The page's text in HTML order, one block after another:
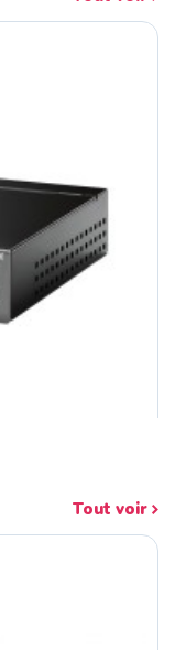
Tout voir